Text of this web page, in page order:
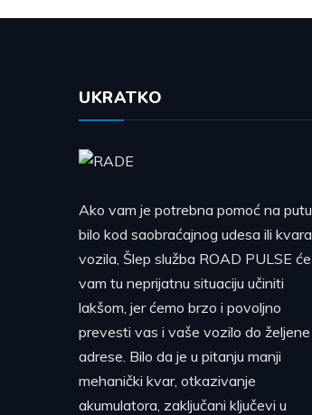
UKRATKO
Ako vam je potrebna pomoć na putu
bilo kod saobraćajnog udesa ili kvara
vozila, Šlep služba ROAD PULSE će
vam tu neprijatnu situaciju učiniti
lakšom, jer ćemo brzo i povoljno
prevesti vas i vaše vozilo do željene
adrese. Bilo da je u pitanju manji
mehanički kvar, otkazivanje
akumulatora, zaključani ključevi u